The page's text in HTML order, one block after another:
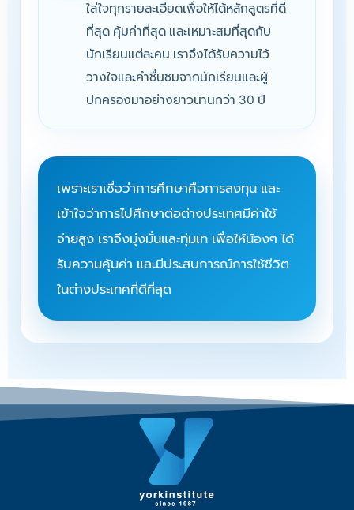
ใส่ใจทุกรายละเอียดเพื่อให้ได้หลักสูตรที่ดี
ที่สุด คุ้มค่าที่สุด และเหมาะสมที่สุดกับ
นักเรียนแต่ละคน เราจึงได้รับความไว้
วางใจและคำชื่นชมจากนักเรียนและผู้
ปกครองมาอย่างยาวนานกว่า 30 ปี
เพราะเราเชื่อว่าการศึกษาคือการลงทุน และ
เข้าใจว่าการไปศึกษาต่อต่างประเทศมีค่าใช้
จ่ายสูง เราจึงมุ่งมั่นและทุ่มเท เพื่อให้น้องๆ ได้
รับความคุ้มค่า และมีประสบการณ์การใช้ชีวิต
ในต่างประเทศที่ดีที่สุด